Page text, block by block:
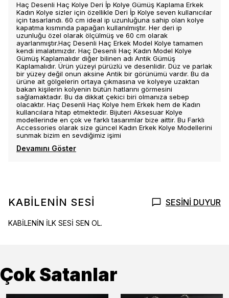
Haç Desenli Haç Kolye Deri İp Kolye Gümüş Kaplama Erkek
Kadın Kolye sizler için özellikle Deri İp Kolye seven kullanıcılar
için tasarlandı. 60 cm ideal ip uzunluğuna sahip olan kolye
kapatma kısmında papağan kullanılmıştır. Her deri ip
uzunluğu özel olarak ölçülmüş ve 60 cm olarak
ayarlanmıştır.Haç Desenli Haç Erkek Model Kolye tamamen
kendi imalatımızdır. Haç Desenli Haç Kadın Model Kolye
Gümüş Kaplamalıdır diğer bilinen adı Antik Gümüş
Kaplamalıdır. Ürün yüzeyi pürüzlü ve desenlidir. Düz ve parlak
bir yüzey değil onun aksine Antik bir görünümü vardır. Bu da
ürüne ait gölgelerin ortaya çıkmasına ve kolyeye uzaktan
bakan kişilerin kolyenin bütün hatlarını görmesini
sağlamaktadır. Bu da dikkat çekici biri olmanıza sebep
olacaktır. Haç Desenli Haç Kolye hem Erkek hem de Kadın
kullancılara hitap etmektedir. Bijuteri Aksesuar Kolye
modellerinde en çok ve farklı tasarımlar bize aittir. Bu Farklı
Accessories olarak size güncel Kadın Erkek Kolye Modellerini
sunmak bizim en sevdiğimiz işimi
Devamını Göster
KABİLENİN SESİ SESİNİ DUYUR
KABİLENİN İLK SESİ SEN OL.
Çok Satanlar